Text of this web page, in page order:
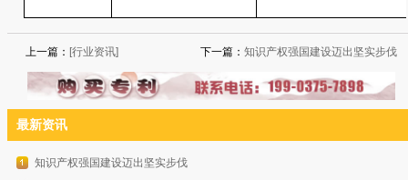
上一篇： [行业资讯] 下一篇： 知识产权强国建设迈出坚实步伐
最新资讯
知识产权强国建设迈出坚实步伐